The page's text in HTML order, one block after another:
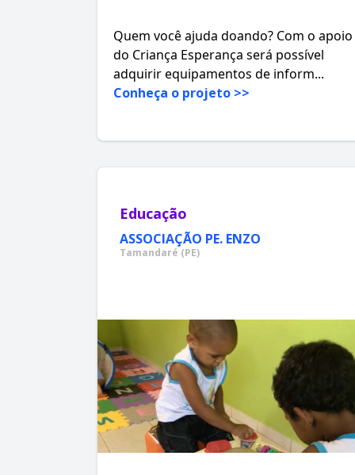
Quem você ajuda doando? Com o apoio
do Criança Esperança será possível
adquirir equipamentos de inform...
Conheça o projeto >>
Educação
ASSOCIAÇÃO PE. ENZO
Tamandaré (PE)